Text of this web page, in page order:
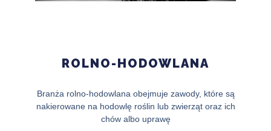
ROLNO-HODOWLANA
Branża rolno-hodowlana obejmuje zawody, które są
nakierowane na hodowlę roślin lub zwierząt oraz ich
chów albo uprawę